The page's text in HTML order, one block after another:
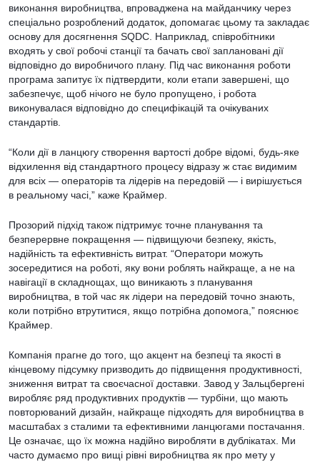
виконання виробництва, впроваджена на майданчику через
спеціально розроблений додаток, допомагає цьому та закладає
основу для досягнення SQDC. Наприклад, співробітники
входять у свої робочі станції та бачать свої заплановані дії
відповідно до виробничого плану. Під час виконання роботи
програма запитує їх підтвердити, коли етапи завершені, що
забезпечує, щоб нічого не було пропущено, і робота
виконувалася відповідно до специфікацій та очікуваних
стандартів.
“Коли дії в ланцюгу створення вартості добре відомі, будь-яке
відхилення від стандартного процесу відразу ж стає видимим
для всіх — операторів та лідерів на передовій — і вирішується
в реальному часі,” каже Краймер.
Прозорий підхід також підтримує точне планування та
безперервне покращення — підвищуючи безпеку, якість,
надійність та ефективність витрат. “Оператори можуть
зосередитися на роботі, яку вони роблять найкраще, а не на
навігації в складнощах, що виникають з планування
виробництва, в той час як лідери на передовій точно знають,
коли потрібно втрутитися, якщо потрібна допомога,” пояснює
Краймер.
Компанія прагне до того, що акцент на безпеці та якості в
кінцевому підсумку призводить до підвищення продуктивності,
зниження витрат та своєчасної доставки. Завод у Зальцбергені
виробляє ряд продуктивних продуктів — турбіни, що мають
повторюваний дизайн, найкраще підходять для виробництва в
масштабах з сталими та ефективними ланцюгами постачання.
Це означає, що їх можна надійно виробляти в дублікатах. Ми
часто думаємо про вищі рівні виробництва як про мету у